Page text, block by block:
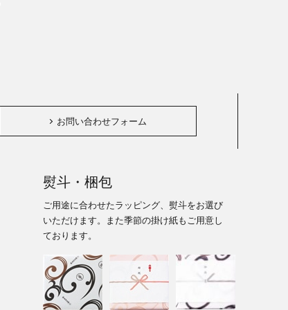
お問い合わせフォーム
熨斗・梱包
ご用途に合わせたラッピング、熨斗をお選び
いただけます。また季節の掛け紙もご用意し
ております。